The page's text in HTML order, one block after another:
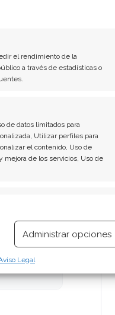
el rendimiento de la
a través de estadísticas o
de datos limitados para
Utilizar perfiles para
el contenido, Uso de
mejora de los servicios, Uso de
eliminar
Guardar y
Siempre activo
Administrar opciones
Legal